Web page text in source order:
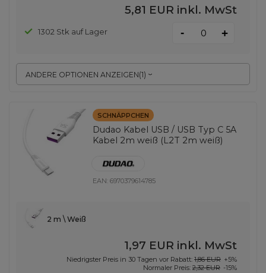
ANDERE OPTIONEN ANZEIGEN(1)
5,81 EUR inkl. MwSt
1302 Stk auf Lager - +
SCHNÄPPCHEN
Dudao Kabel USB / USB Typ C 5A
Kabel 2m weiß (L2T 2m weiß)
EAN:6970379614785
2 m \ Weiß
1,97 EUR inkl. MwSt
Niedrigster Preis in 30 Tagen vor Rabatt: 1,86 EUR +5%
Normaler Preis: 2,32 EUR -15%